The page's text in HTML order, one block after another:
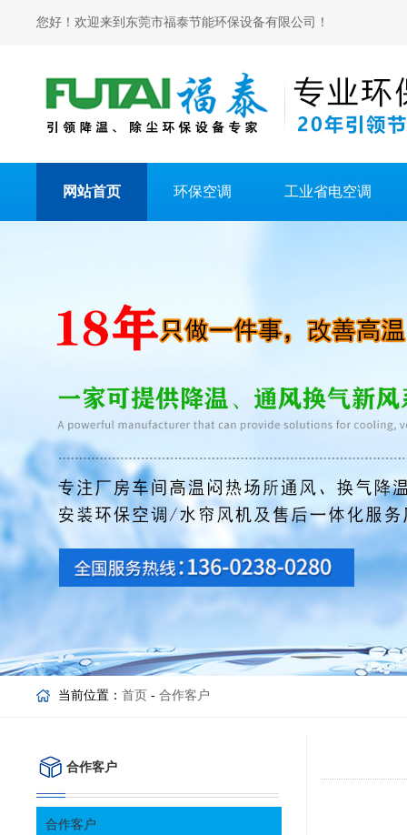
您好！欢迎来到东莞市福泰节能环保设备有限公司！
网站首页 环保空调 工业省电空调
当前位置： 首页 - 合作客户
合作客户
合作客户